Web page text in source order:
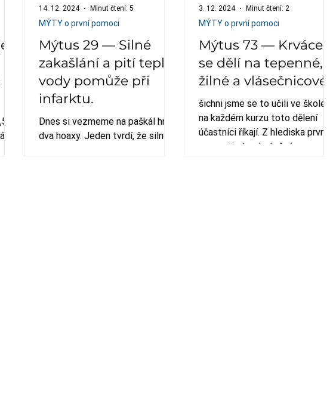
se
Mýtus 29 — Silné
zakašlání a pití teplé
vody pomůže při
infarktu.
Dnes si vezmeme na paškál hned
dva hoaxy. Jeden tvrdí, že silné
MÝTY o první pomoci
14. 12. 2024 Minut čtení: 5
Mýtus 73 — Krvácení
se dělí na tepenné,
žilné a vlásečnicové
šichni jsme se to učili ve škole a
na každém kurzu toto dělení
účastníci říkají. Z hlediska první
pomoci je to zbytečné.
MÝTY o první pomoci
3. 12. 2024 Minut čtení: 2